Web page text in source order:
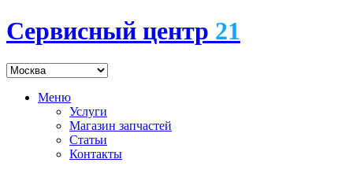
Сервисный центр 21
Меню
Услуги
Магазин запчастей
Статьи
Контакты